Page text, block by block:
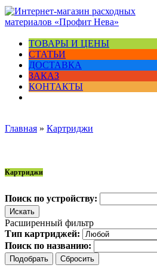
ТОВАРЫ И ЦЕНЫ
СТАТЬИ
ДОСТАВКА
ЗАКАЗ
КОНТАКТЫ
Главная » Картриджи
Картриджи
Поиск по устройству:
Расширенный фильтр
Тип картриджей:
Поиск по названию: